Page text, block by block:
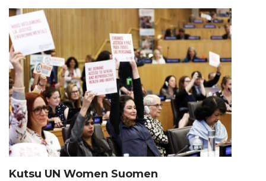
Kutsu UN Women Suomen